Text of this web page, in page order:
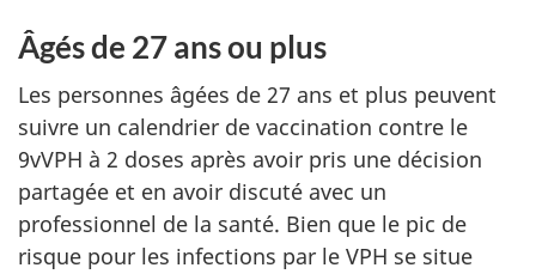
Âgés de 27 ans ou plus
Les personnes âgées de 27 ans et plus peuvent
suivre un calendrier de vaccination contre le
9vVPH à 2 doses après avoir pris une décision
partagée et en avoir discuté avec un
professionnel de la santé. Bien que le pic de
risque pour les infections par le VPH se situe